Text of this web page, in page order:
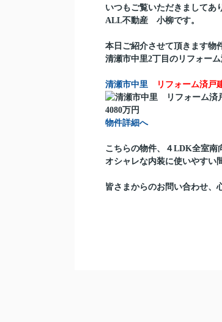
いつもご覧いただきましてあ
ALL不動産 小柳です。
本日ご紹介させて頂きます物
清瀬市中里2丁目のリフォー
清瀬市中里 リフォーム済戸
4080万円
物件詳細へ
こちらの物件、４LDK全室南
オシャレな内装に使いやすい
皆さまからのお問い合わせ、